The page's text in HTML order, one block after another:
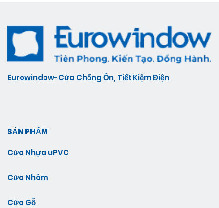
Eurowindow-Cửa Chống Ồn, Tiết Kiệm Điện
SẢN PHẨM
Cửa Nhựa uPVC
Cửa Nhôm
Cửa Gỗ